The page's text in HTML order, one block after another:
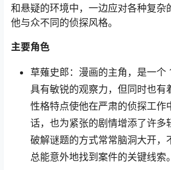
和悬疑的环境中，一边应对各种复杂
他与众不同的侦探风格。
主要角色
草薙史郎：漫画的主角，是一个
具有敏锐的观察力，但同时也有
性格特点使他在严肃的侦探工作
话，也为紧张的剧情增添了许多
破解谜题的方式常常脑洞大开，
总能意外地找到案件的关键线索。